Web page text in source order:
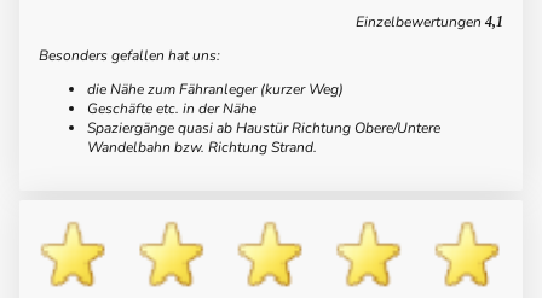
Einzelbewertungen 4,1
Besonders gefallen hat uns:
die Nähe zum Fähranleger (kurzer Weg)
Geschäfte etc. in der Nähe
Spaziergänge quasi ab Haustür Richtung Obere/Untere
Wandelbahn bzw. Richtung Strand.